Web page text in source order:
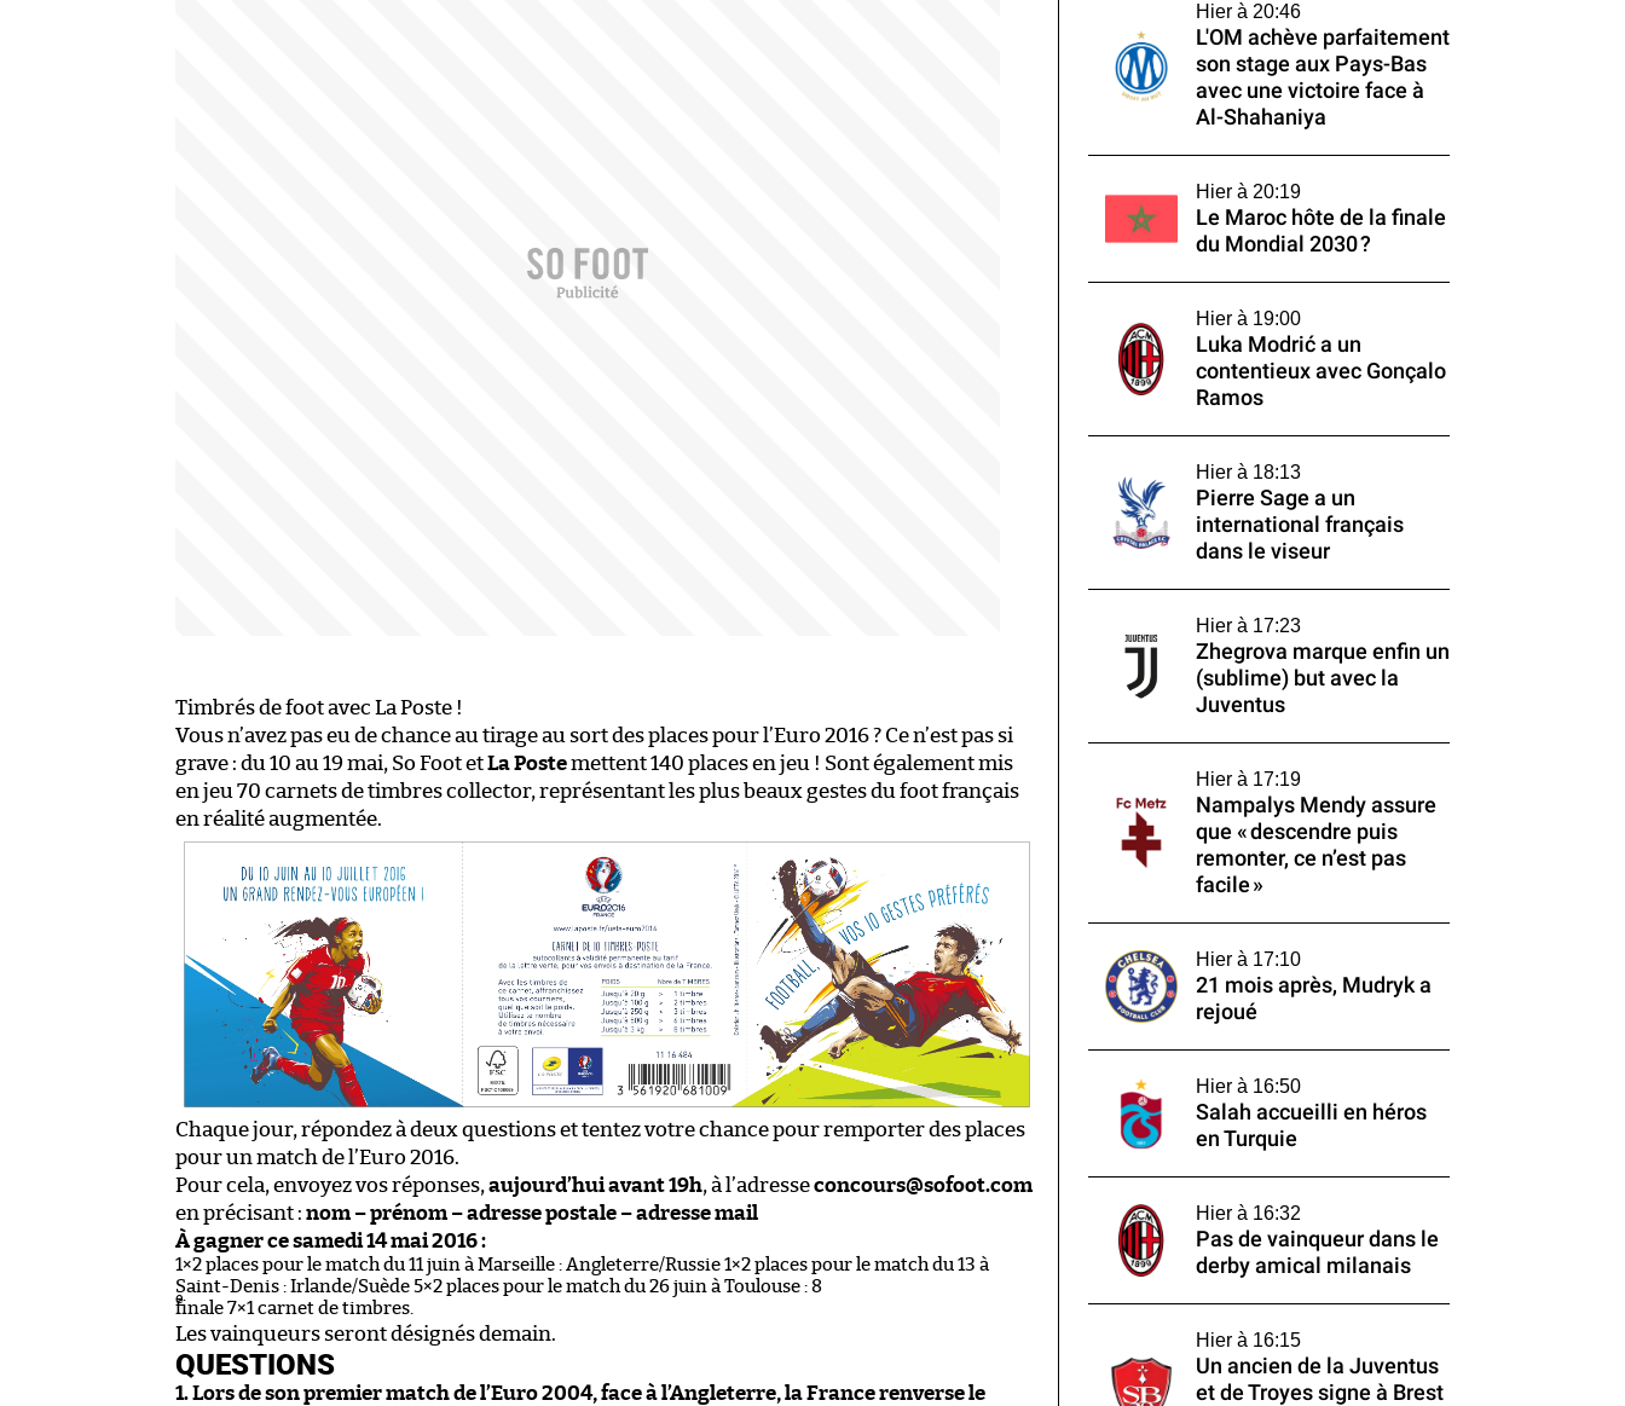
Timbrés de foot avec La Poste !
Vous n’avez pas eu de chance au tirage au sort des places pour l’Euro 2016 ? Ce n’est pas si
grave : du 10 au 19 mai, So Foot etLa Postemettent 140 places en jeu ! Sont également mis
en jeu 70 carnets de timbres collector, représentant les plus beaux gestes du foot français
en réalité augmentée.
Chaque jour, répondez à deux questions et tentez votre chance pour remporter des places
pour un match de l’Euro 2016.
Pour cela, envoyez vos réponses,aujourd’hui avant 19h, à l’adresseconcours@sofoot.com
en précisant : nom – prénom – adresse postale – adresse mail
À gagner ce samedi 14 mai 2016 :
1×2 places pour le match du 11 juin à Marseille : Angleterre/Russie 1×2 places pour le match du 13 à
Saint-Denis : Irlande/Suède 5×2 places pour le match du 26 juin à Toulouse : 8
e
finale 7×1 carnet de timbres.
Les vainqueurs seront désignés demain.
QUESTIONS
1. Lors de son premier match de l’Euro 2004, face à l’Angleterre, la France renverse le
Hier à 20:46
L'OM achève parfaitement
son stage aux Pays-Bas
avec une victoire face à
Al-Shahaniya
Hier à 20:19
Le Maroc hôte de la finale
du Mondial 2030 ?
Hier à 19:00
Luka Modrić a un
contentieux avec Gonçalo
Ramos
Hier à 18:13
Pierre Sage a un
international français
dans le viseur
Hier à 17:23
Zhegrova marque enfin un
(sublime) but avec la
Juventus
Hier à 17:19
Nampalys Mendy assure
que « descendre puis
remonter, ce n’est pas
facile »
Hier à 17:10
21 mois après, Mudryk a
rejoué
Hier à 16:50
Salah accueilli en héros
en Turquie
Hier à 16:32
Pas de vainqueur dans le
derby amical milanais
Hier à 16:15
Un ancien de la Juventus
et de Troyes signe à Brest